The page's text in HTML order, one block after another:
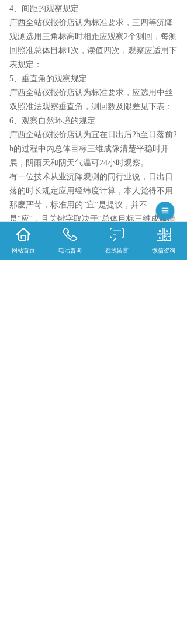
4、间距的观察规定
广西全站仪报价店认为标准要求，三四等沉降
观测选用三角标高时相距应观察2个测回，每测
回照准总体目标1次，读值四次，观察应适用下
表规定：
5、垂直角的观察规定
广西全站仪报价店认为标准要求，应选用中丝
双照准法观察垂直角，测回数及限差见下表：
6、观察自然环境的规定
广西全站仪报价店认为宜在日出后2h至日落前2
h的过程中内总体目标三维成像清楚平稳时开
展，阴雨天和阴天气温可24小时观察。
有一位技术从业沉降观测的同行业说，日出日
落的时长规定应用经纬度计算，本人觉得不用
那麼严苛，标准用的“宜”是提议，并不
是“应“，且关键字取决于“总体目标三维成像清
楚平稳”。
以上就是
广西全站仪报价店今天和大家来说说
选用全站仪开展沉降观测必须留意的好多个地
网站首页 电话咨询 在线留言 微信咨询